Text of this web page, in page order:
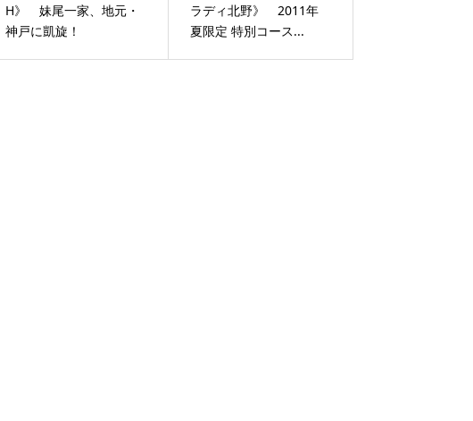
H》 妹尾一家、地元・
神戸に凱旋！
ラディ北野》 2011年
夏限定 特別コース...